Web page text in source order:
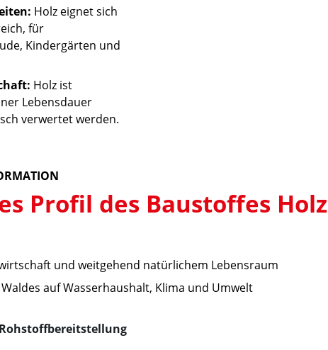
Holz eignet sich
für
Kindergärten und
Holz ist
Lebensdauer
verwertet werden.
Profil des Baustoffes Holz
und weitgehend natürlichem Lebensraum
auf Wasserhaushalt, Klima und Umwelt